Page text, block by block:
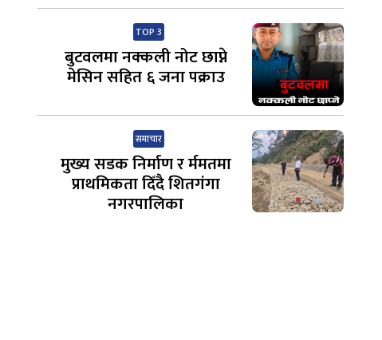
TOP 3
बुटवलमा नक्कली नोट छाप्ने
मेसिन सहित ६ जना पक्राउ
समाचार
मुख्य सडक निर्माण र र्ममतमा
प्राथमिकता दिँदै शितगंगा
नगरपालिका